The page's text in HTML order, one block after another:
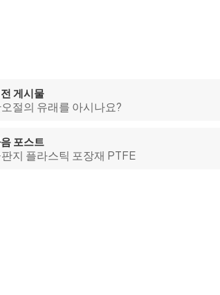
게시물
절의 유래를 아시나요?
포스트
지 플라스틱 포장재 PTFE